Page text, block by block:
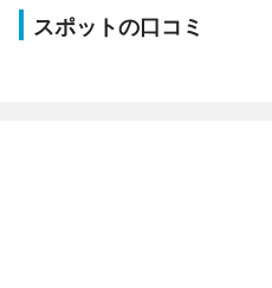
スポットの口コミ